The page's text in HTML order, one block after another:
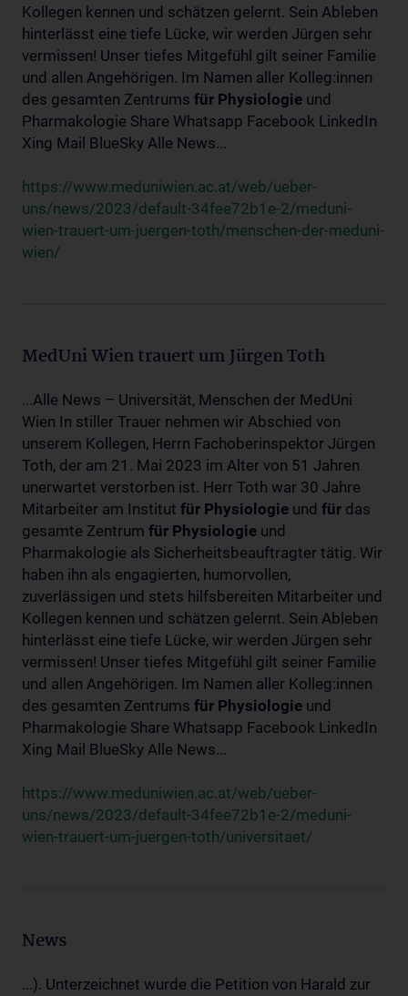
Kollegen kennen und schätzen gelernt. Sein Ableben
hinterlässt eine tiefe Lücke, wir werden Jürgen sehr
vermissen! Unser tiefes Mitgefühl gilt seiner Familie
und allen Angehörigen. Im Namen aller Kolleg:innen
des gesamten Zentrums für Physiologie und
Pharmakologie Share Whatsapp Facebook LinkedIn
Xing Mail BlueSky Alle News...
https://www.meduniwien.ac.at/web/ueber-
uns/news/2023/default-34fee72b1e-2/meduni-
wien-trauert-um-juergen-toth/menschen-der-meduni-
wien/
MedUni Wien trauert um Jürgen Toth
...Alle News – Universität, Menschen der MedUni
Wien In stiller Trauer nehmen wir Abschied von
unserem Kollegen, Herrn Fachoberinspektor Jürgen
Toth, der am 21. Mai 2023 im Alter von 51 Jahren
unerwartet verstorben ist. Herr Toth war 30 Jahre
Mitarbeiter am Institut für Physiologie und für das
gesamte Zentrum für Physiologie und
Pharmakologie als Sicherheitsbeauftragter tätig. Wir
haben ihn als engagierten, humorvollen,
zuverlässigen und stets hilfsbereiten Mitarbeiter und
Kollegen kennen und schätzen gelernt. Sein Ableben
hinterlässt eine tiefe Lücke, wir werden Jürgen sehr
vermissen! Unser tiefes Mitgefühl gilt seiner Familie
und allen Angehörigen. Im Namen aller Kolleg:innen
des gesamten Zentrums für Physiologie und
Pharmakologie Share Whatsapp Facebook LinkedIn
Xing Mail BlueSky Alle News...
https://www.meduniwien.ac.at/web/ueber-
uns/news/2023/default-34fee72b1e-2/meduni-
wien-trauert-um-juergen-toth/universitaet/
News
...). Unterzeichnet wurde die Petition von Harald zur